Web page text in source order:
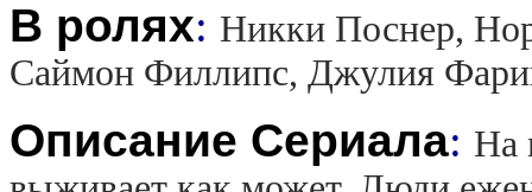
В ролях: Никки Поснер,
Саймон Филлипс, Джулия
Описание Сериала: На